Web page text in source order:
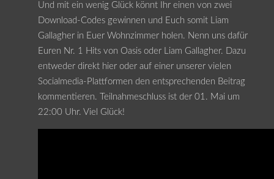
Und mit ein wenig Glück könnt Ihr einen von zwei
Download-Codes gewinnen und Euch somit Liam
Gallagher in Euer Wohnzimmer holen. Nenn uns dafür
Euren Nr. 1 Hits von Oasis oder Liam Gallagher. Dazu
entweder direkt hier oder auf einer unserer vielen
Socialmedia-Plattformen den entsprechenden Beitrag
kommentieren. Teilnahmeschluss ist der 01. Mai um
22:00 Uhr. Viel Glück!